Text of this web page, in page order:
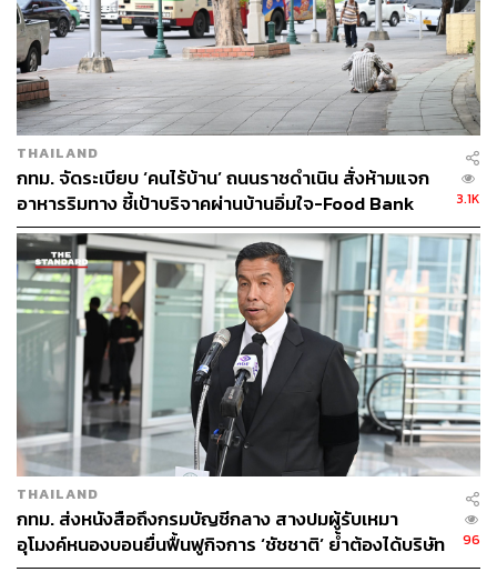
THAILAND
กทม. จัดระเบียบ ‘คนไร้บ้าน’ ถนนราชดำเนิน สั่งห้ามแจก
อาหารริมทาง ชี้เป้าบริจาคผ่านบ้านอิ่มใจ-Food Bank
3.1K
THAILAND
กทม. ส่งหนังสือถึงกรมบัญชีกลาง สางปมผู้รับเหมา
อุโมงค์หนองบอนยื่นฟื้นฟูกิจการ ‘ชัชชาติ’ ย้ำต้องได้บริษัท
96